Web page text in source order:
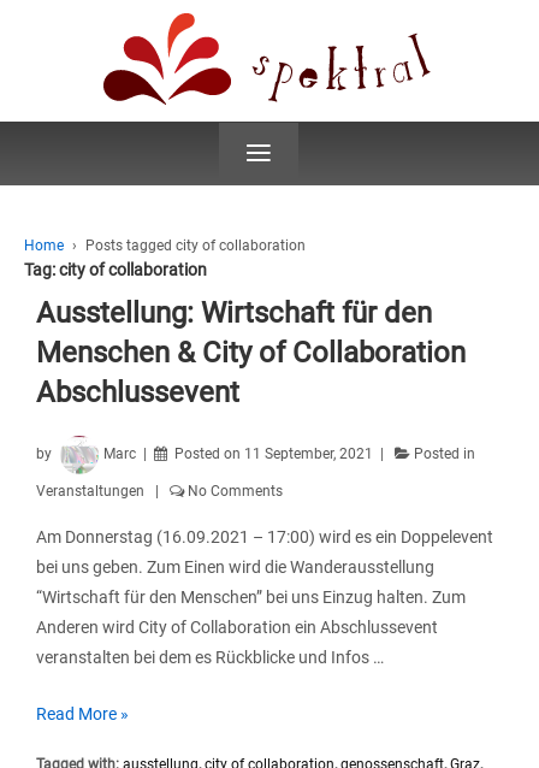
≡
Home › Posts tagged city of collaboration
Tag:city of collaboration
Ausstellung: Wirtschaft für den
Menschen & City of Collaboration
Abschlussevent
by Marc Posted on 11 September, 2021 Posted in
Veranstaltungen No Comments
Am Donnerstag (16.09.2021 – 17:00) wird es ein Doppelevent
bei uns geben. Zum Einen wird die Wanderausstellung
“Wirtschaft für den Menschen” bei uns Einzug halten. Zum
Anderen wird City of Collaboration ein Abschlussevent
veranstalten bei dem es Rückblicke und Infos …
Ausstellung:
Read More »